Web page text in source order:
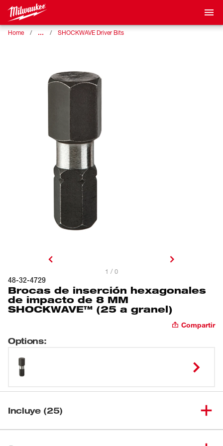
Home … SHOCKWAVE Driver Bits
1 / 0
48-32-4729
Brocas de inserción hexagonales
de impacto de 8 MM
SHOCKWAVE™ (25 a granel)
Compartir
Options:
Incluye (25)